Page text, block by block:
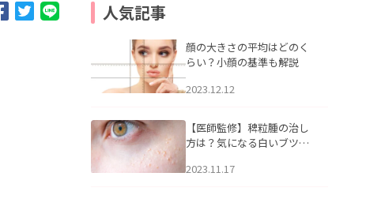
人気記事
顔の大きさの平均はどのく
らい？小顔の基準も解説
2023.12.12
【医師監修】稗粒腫の治し
方は？気になる白いブツブ
アについて
2023.11.17